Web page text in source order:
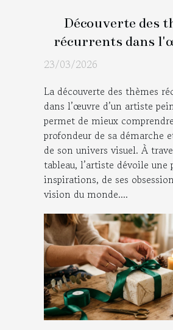
Découverte des
récurrents dans
l'artiste peintre
23/03/2026
La découverte des thèmes
dans l’œuvre d’un artiste
permet de mieux
profondeur de sa démarche
de son univers visuel. À
tableau, l’artiste dévoile une
inspirations, de ses
vision du monde....